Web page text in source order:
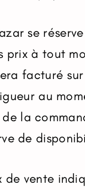
se
prix à tout
facturé
au
la
de
de vente